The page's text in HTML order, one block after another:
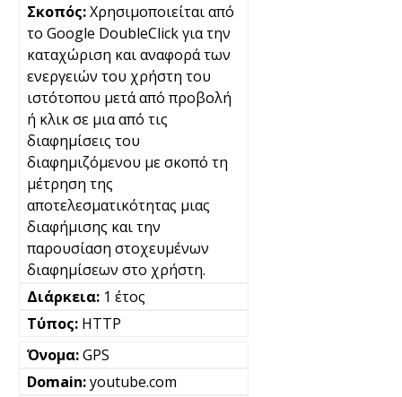
Χρησιμοποιείται από
το Google DoubleClick για την
καταχώριση και αναφορά των
ενεργειών του χρήστη του
ιστότοπου μετά από προβολή
ή κλικ σε μια από τις
διαφημίσεις του
διαφημιζόμενου με σκοπό τη
μέτρηση της
αποτελεσματικότητας μιας
διαφήμισης και την
παρουσίαση στοχευμένων
διαφημίσεων στο χρήστη.
1 έτος
HTTP
GPS
youtube.com